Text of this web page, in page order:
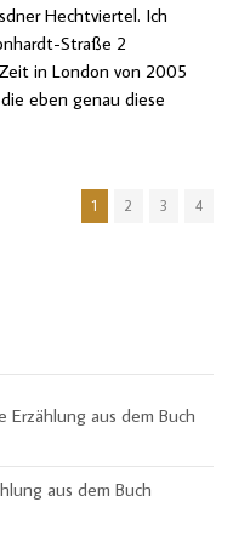
Hechtviertel. Ich
Straße 2
in London von 2005
eben genau diese
1 2 3 4
Erzählung aus dem Buch
aus dem Buch